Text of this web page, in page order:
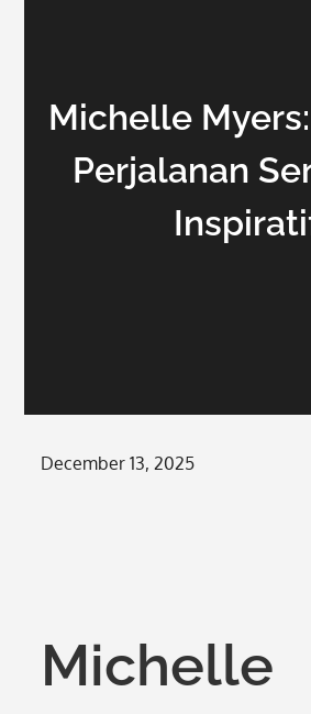
Michelle
Perjalanan
Posted
December 13, 2025
Michelle